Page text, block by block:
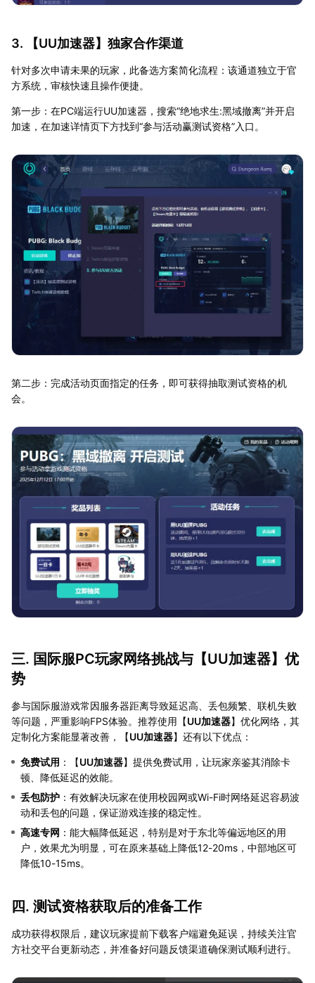
3. 【UU加速器】独家合作渠道
针对多次申请未果的玩家，此备选方案简化流程：该通道独立于官
方系统，审核快速且操作便捷。
第一步：在PC端运行UU加速器，搜索“绝地求生:黑域撤离”并开启
加速，在加速详情页下方找到“参与活动赢测试资格”入口。
第二步：完成活动页面指定的任务，即可获得抽取测试资格的机
会。
三. 国际服PC玩家网络挑战与【UU加速器】优
势
参与国际服游戏常因服务器距离导致延迟高、丢包频繁、联机失败
等问题，严重影响FPS体验。推荐使用【UU加速器】优化网络，其
定制化方案能显著改善，【UU加速器】还有以下优点：
免费试用 ：【UU加速器】提供免费试用，让玩家亲鉴其消除卡
顿、降低延迟的效能。
丢包防护 ：有效解决玩家在使用校园网或Wi-Fi时网络延迟容易波
动和丢包的问题，保证游戏连接的稳定性。
高速专网 ：能大幅降低延迟，特别是对于东北等偏远地区的用
户，效果尤为明显，可在原来基础上降低12-20ms，中部地区可
降低10-15ms。
四. 测试资格获取后的准备工作
成功获得权限后，建议玩家提前下载客户端避免延误，持续关注官
方社交平台更新动态，并准备好问题反馈渠道确保测试顺利进行。